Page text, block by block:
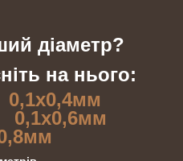
діаметр?
на нього:
0,1х0,4мм
0,1х0,6мм